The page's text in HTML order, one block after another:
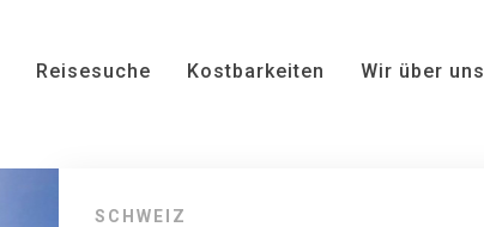
Reisesuche Kostbarkeiten Wir über uns
SCHWEIZ